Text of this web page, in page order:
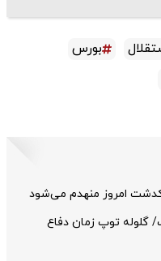
بورس
امروز منهدم می‌شود
گلوله توپ زمان دفاع